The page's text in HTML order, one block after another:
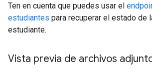
Ten en cuenta que puedes usar el
estudiantes para recuperar el estado de
estudiante.
Vista previa de archivos